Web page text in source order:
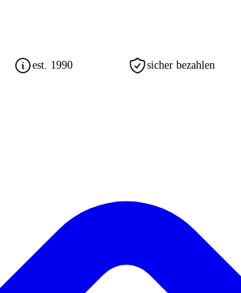
est. 1990 sicher bezahlen